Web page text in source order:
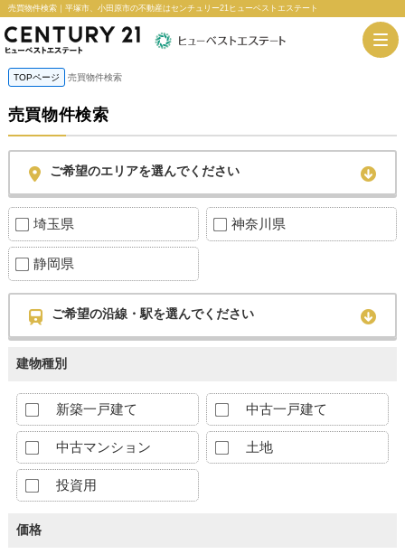
売買物件検索｜平塚市、小田原市の不動産はセンチュリー21ヒューベストエステート
TOPページ 売買物件検索
売買物件検索
ご希望のエリアを選んでください
埼玉県 神奈川県
静岡県
ご希望の沿線・駅を選んでください
建物種別
新築一戸建て 中古一戸建て
中古マンション 土地
投資用
価格